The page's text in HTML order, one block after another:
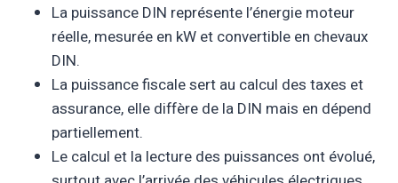
La puissance DIN représente l’énergie moteur
réelle, mesurée en kW et convertible en chevaux
DIN.
La puissance fiscale sert au calcul des taxes et
assurance, elle diffère de la DIN mais en dépend
partiellement.
Le calcul et la lecture des puissances ont évolué,